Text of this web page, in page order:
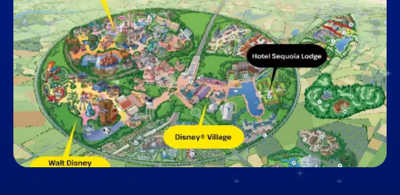
Een voorproefje